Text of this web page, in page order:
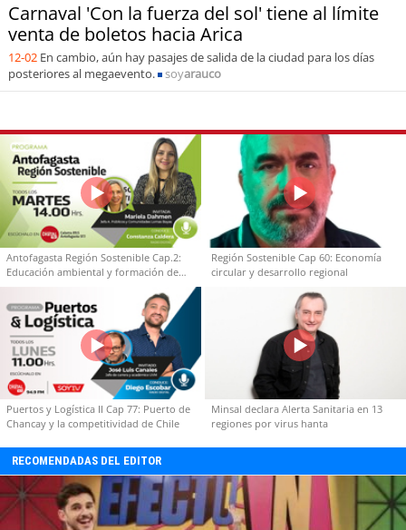
Carnaval 'Con la fuerza del sol' tiene al límite
venta de boletos hacia Arica
12-02 En cambio, aún hay pasajes de salida de la ciudad para los días
posteriores al megaevento.
soyarauco
Antofagasta Región Sostenible Cap.2:
Educación ambiental y formación de
capacidades técnicas
Región Sostenible Cap 60: Economía
circular y desarrollo regional
Puertos y Logística II Cap 77: Puerto de
Chancay y la competitividad de Chile
Minsal declara Alerta Sanitaria en 13
regiones por virus hanta
RECOMENDADAS DEL EDITOR